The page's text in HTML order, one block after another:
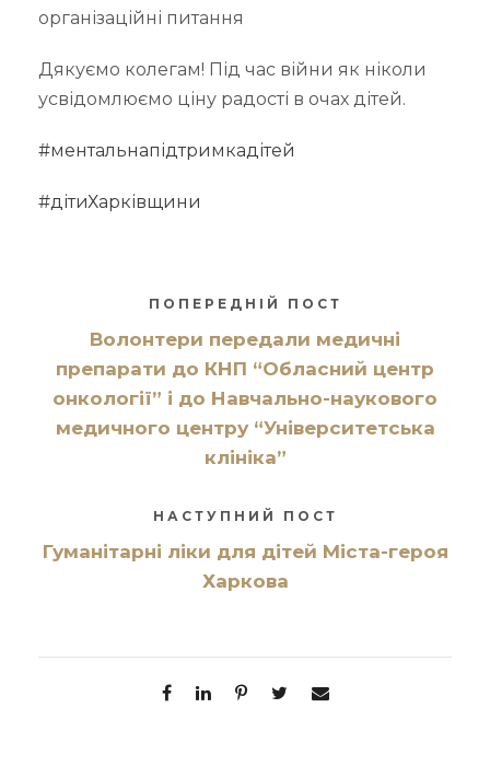
організаційні питання
Дякуємо колегам! Під час війни як ніколи
усвідомлюємо ціну радості в очах дітей.
#ментальнапідтримкадітей
#дітиХарківщини
ПОПЕРЕДНІЙ ПОСТ
Волонтери передали медичні
препарати до КНП “Обласний центр
онкології” і до Навчально-наукового
медичного центру “Університетська
клініка”
НАСТУПНИЙ ПОСТ
Гуманітарні ліки для дітей Міста-героя
Харкова